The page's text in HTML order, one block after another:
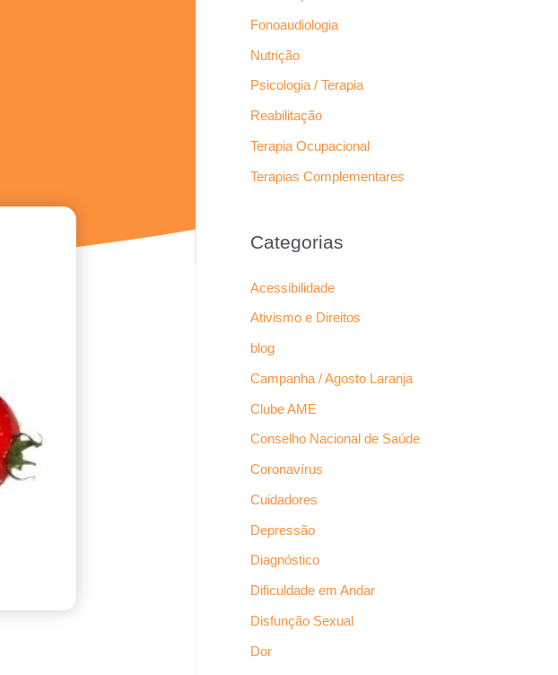
Fonoaudiologia
Nutrição
Psicologia / Terapia
Reabilitação
Terapia Ocupacional
Terapias Complementares
Categorias
Acessibilidade
Ativismo e Direitos
blog
Campanha / Agosto Laranja
Clube AME
Conselho Nacional de Saúde
Coronavírus
Cuidadores
Depressão
Diagnóstico
Dificuldade em Andar
Disfunção Sexual
Dor